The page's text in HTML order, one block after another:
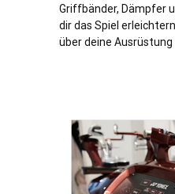
Griffbänder, Dämpfer
dir das Spiel
über deine Ausrüstung